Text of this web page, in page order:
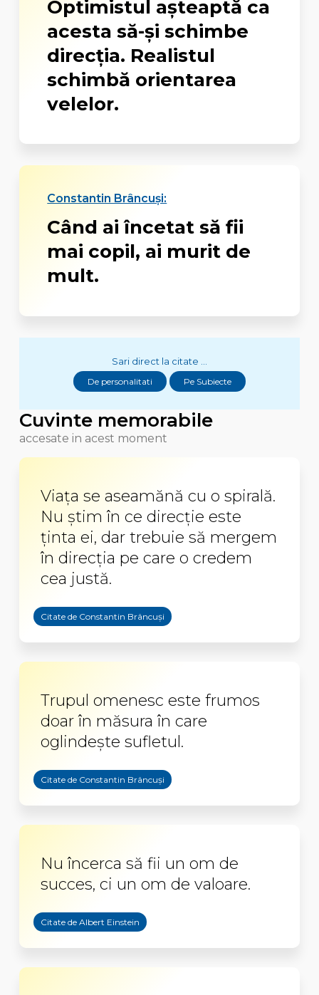
Optimistul așteaptă ca
acesta să-și schimbe
direcția. Realistul
schimbă orientarea
velelor.
Constantin Brâncuși:
Când ai încetat să fii
mai copil, ai murit de
mult.
Sari direct la citate ...
De personalitati Pe Subiecte
Cuvinte memorabile
accesate in acest moment
Viața se aseamănă cu o spirală.
Nu știm în ce direcție este
ținta ei, dar trebuie să mergem
în direcția pe care o credem
cea justă.
Citate de Constantin Brâncuși
Trupul omenesc este frumos
doar în măsura în care
oglindește sufletul.
Citate de Constantin Brâncuși
Nu încerca să fii un om de
succes, ci un om de valoare.
Citate de Albert Einstein